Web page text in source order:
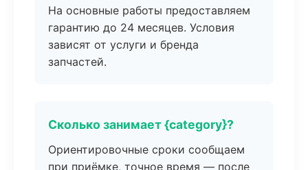
На основные работы предоставляем
гарантию до 24 месяцев. Условия
зависят от услуги и бренда
запчастей.
Сколько занимает {category}?
Ориентировочные сроки сообщаем
при приёмке, точное время — после